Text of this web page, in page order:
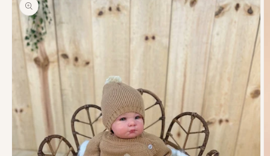
información
del producto